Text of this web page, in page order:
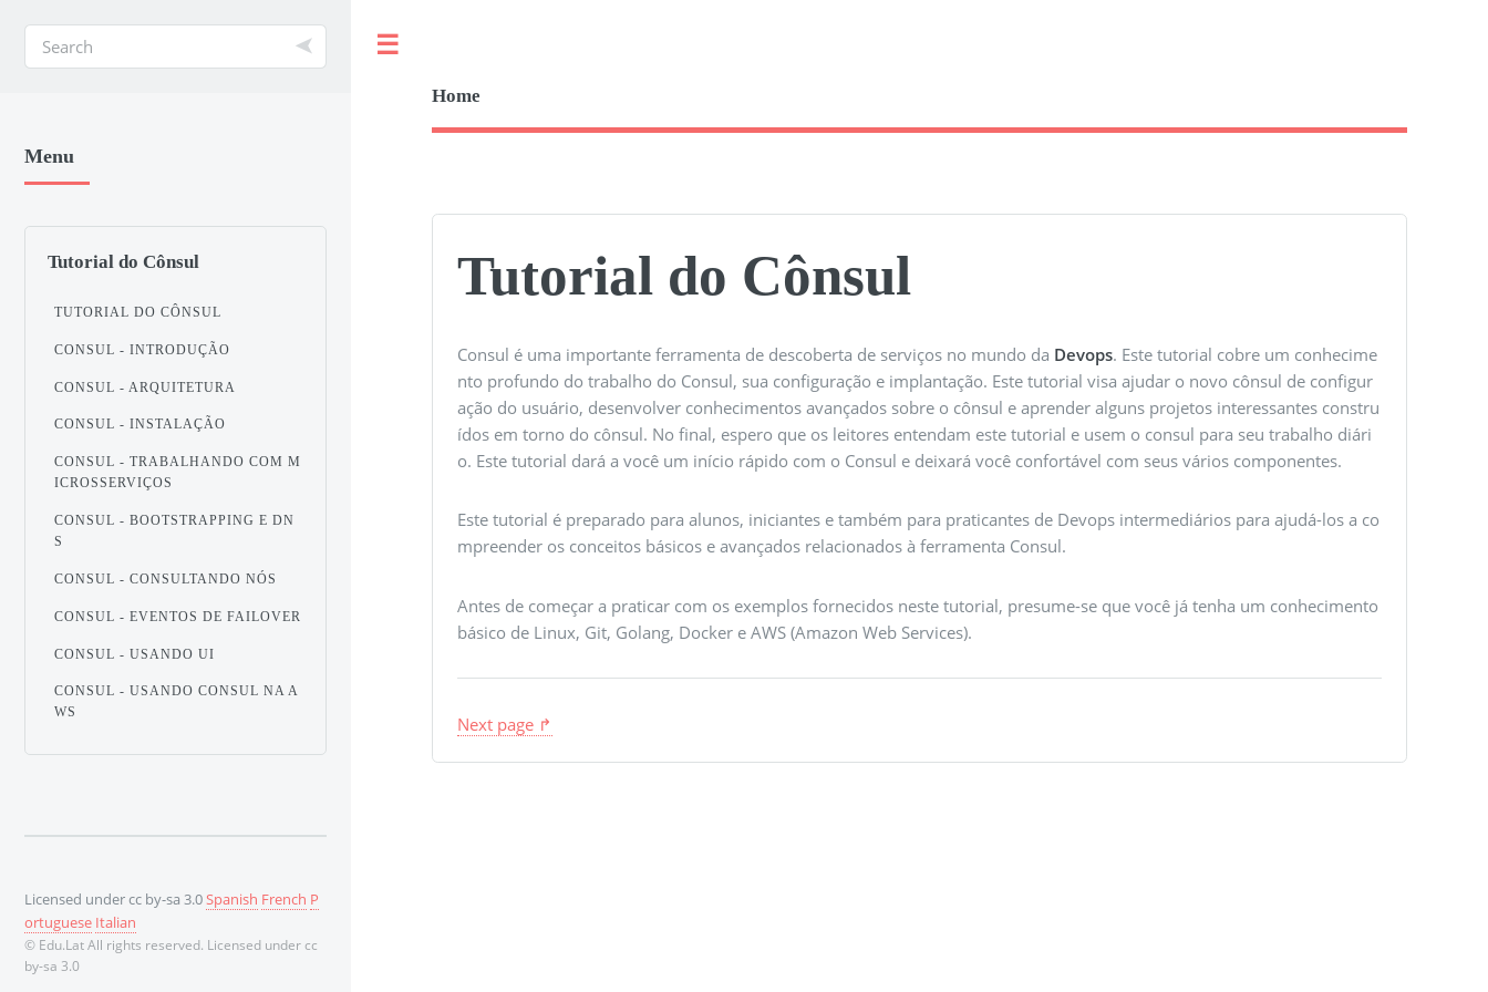
Home
Tutorial do Cônsul
Consul é uma importante ferramenta de descoberta de serviços no mundo da Devops. Este tutorial cobre um conhecime
nto profundo do trabalho do Consul, sua configuração e implantação. Este tutorial visa ajudar o novo cônsul de configur
ação do usuário, desenvolver conhecimentos avançados sobre o cônsul e aprender alguns projetos interessantes constru
ídos em torno do cônsul. No final, espero que os leitores entendam este tutorial e usem o consul para seu trabalho diári
o. Este tutorial dará a você um início rápido com o Consul e deixará você confortável com seus vários componentes.
Este tutorial é preparado para alunos, iniciantes e também para praticantes de Devops intermediários para ajudá-los a co
mpreender os conceitos básicos e avançados relacionados à ferramenta Consul.
Antes de começar a praticar com os exemplos fornecidos neste tutorial, presume-se que você já tenha um conhecimento
básico de Linux, Git, Golang, Docker e AWS (Amazon Web Services).
Next page ↱
Menu
Tutorial do Cônsul
TUTORIAL DO CÔNSUL
CONSUL - INTRODUÇÃO
CONSUL - ARQUITETURA
CONSUL - INSTALAÇÃO
CONSUL - TRABALHANDO COM M
ICROSSERVIÇOS
CONSUL - BOOTSTRAPPING E DN
S
CONSUL - CONSULTANDO NÓS
CONSUL - EVENTOS DE FAILOVER
CONSUL - USANDO UI
CONSUL - USANDO CONSUL NA A
WS
Licensed under cc by-sa 3.0Spanish French P
ortuguese Italian
© Edu.Lat All rights reserved. Licensed under cc
by-sa 3.0